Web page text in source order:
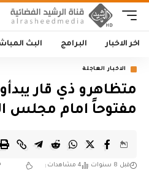
اخر الاخبار البرامج البث
الاخبار العاجلة
متظاهرو ذي قار
مفتوحاً امام مجلس
قبل 8 سنوات 4 مشاهدات